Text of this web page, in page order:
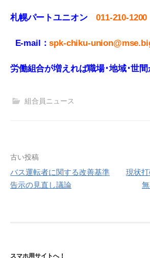
札幌パートユニオン011‐210-1200
E-mail：spk-chiku-
労働組合が増えれば職場･地域･世間
組合員ニュース
投
稿
ー
古い投稿
バス運転者に関する改善基準
告示の見直し議論
現状
スマホ用サイトへ！